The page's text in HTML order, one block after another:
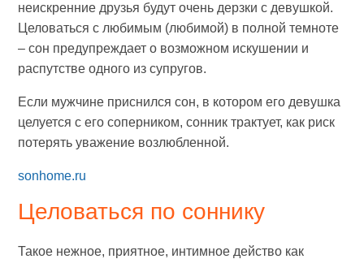
неискренние друзья будут очень дерзки с девушкой.
Целоваться с любимым (любимой) в полной темноте
– сон предупреждает о возможном искушении и
распутстве одного из супругов.
Если мужчине приснился сон, в котором его девушка
целуется с его соперником, сонник трактует, как риск
потерять уважение возлюбленной.
sonhome.ru
Целоваться по соннику
Такое нежное, приятное, интимное действо как